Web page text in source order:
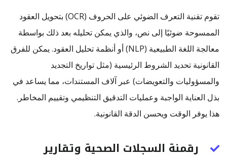
تقوم تقنية التعرف الضوئي على الحروف (OCR) بتحويل العقود
الممسوحة ضوئيًا إلى نص، والذي يمكن تحليله بعد ذلك بواسطة
معالجة اللغة الطبيعية (NLP) أو أنظمة تحليل العقود. يمكن للفرق
القانونية تحديد الشروط الرئيسية (مثل تواريخ التجديد
والمسؤوليات والتعويضات) عبر آلاف المستندات، مما يساعد في
بذل العناية الواجبة وعمليات التدقيق التنظيمي وتقييم المخاطر.
هذا يوفر الوقت ويحسن الدقة القانونية.
رقمنة السجلات الصحية وتقارير